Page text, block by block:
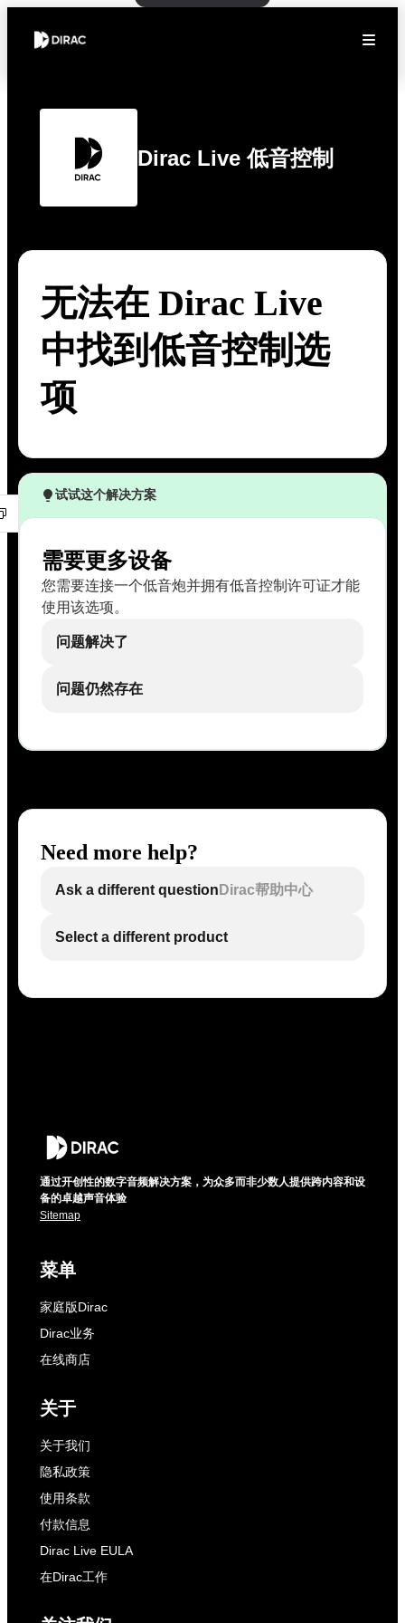
Dirac Live 低音控制
无法在 Dirac Live
中找到低音控制选
项
试试这个解决方案
需要更多设备
您需要连接一个低音炮并拥有低音控制许可证才能
使用该选项。
问题解决了
问题仍然存在
Need more help?
Ask a different question Dirac帮助中心
Select a different product
通过开创性的数字音频解决方案，为众多而非少数人提供跨内容和设
备的卓越声音体验
Sitemap
菜单
家庭版Dirac
Dirac业务
在线商店
关于
关于我们
隐私政策
使用条款
付款信息
Dirac Live EULA
在Dirac工作